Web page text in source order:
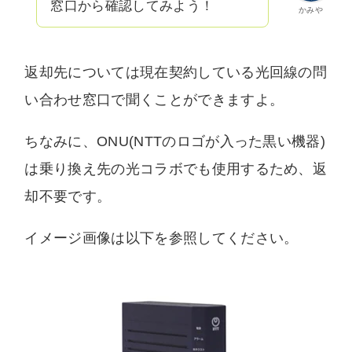
かみや
窓口から確認してみよう！
返却先については現在契約している光回線の問
い合わせ窓口で聞くことができますよ。
ちなみに、ONU(NTTのロゴが入った黒い機器)
は乗り換え先の光コラボでも使用するため、返
却不要です。
イメージ画像は以下を参照してください。